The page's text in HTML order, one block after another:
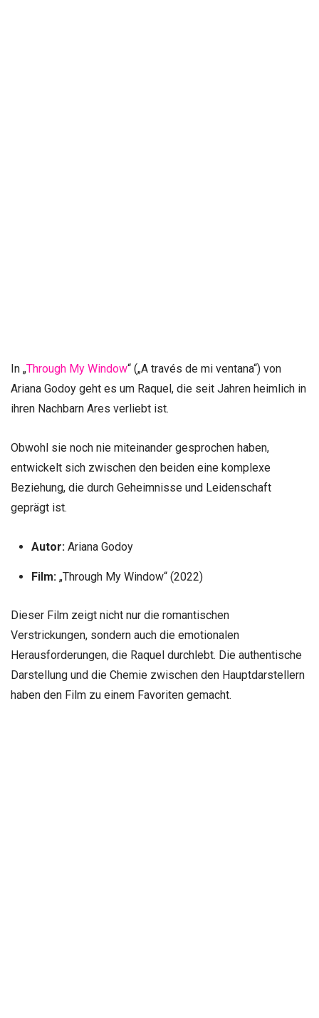
In „Through My Window“ („A través de mi ventana“) von
Ariana Godoy geht es um Raquel, die seit Jahren heimlich in
ihren Nachbarn Ares verliebt ist.
Obwohl sie noch nie miteinander gesprochen haben,
entwickelt sich zwischen den beiden eine komplexe
Beziehung, die durch Geheimnisse und Leidenschaft
geprägt ist.
Autor:Ariana Godoy
Film:„Through My Window“ (2022)
Dieser Film zeigt nicht nur die romantischen
Verstrickungen, sondern auch die emotionalen
Herausforderungen, die Raquel durchlebt. Die authentische
Darstellung und die Chemie zwischen den Hauptdarstellern
haben den Film zu einem Favoriten gemacht.